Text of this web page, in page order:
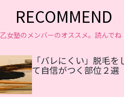
RECOMMEND
乙女塾のメンバーのオススメ。読んでね
「バレにくい」脱毛を
て自信がつく部位２選